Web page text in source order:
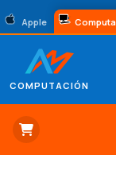
Apple
COMPUTACIÓN